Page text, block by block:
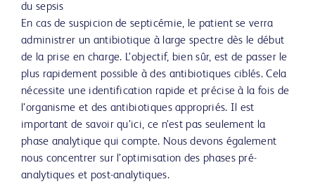
du sepsis
En cas de suspicion de septicémie, le patient se verra
administrer un antibiotique à large spectre dès le début
de la prise en charge. L’objectif, bien sûr, est de passer le
plus rapidement possible à des antibiotiques ciblés. Cela
nécessite une identification rapide et précise à la fois de
l’organisme et des antibiotiques appropriés. Il est
important de savoir qu’ici, ce n’est pas seulement la
phase analytique qui compte. Nous devons également
nous concentrer sur l’optimisation des phases pré-
analytiques et post-analytiques.